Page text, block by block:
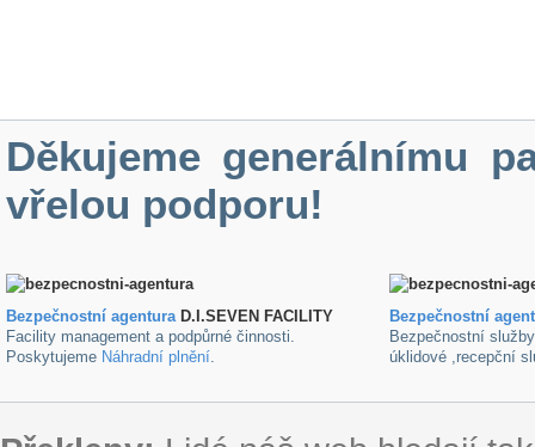
Děkujeme generálnímu
vřelou podporu!
Bezpečnostní agenturaD.I.SEVEN FACILITY
Facility management a podpůrné činnosti.
Poskytujeme Náhradní plnění.
Bezpečnostní
Bezpečnostní
úklidové ,recepční